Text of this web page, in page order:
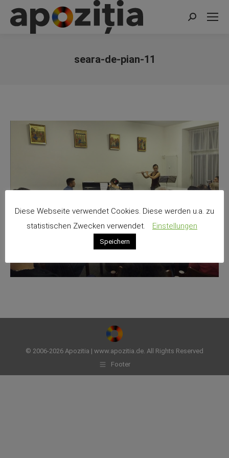
Search:
seara-de-pian-11
© 2006-2026 Apozitia | www.apozitia.de. All Rights Reserved
Footer
Diese Webseite verwendet Cookies. Diese werden u.a. zu
statistischen Zwecken verwendet.
Einstellungen
Speichern